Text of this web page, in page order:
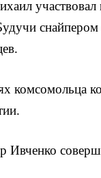
комсомольца
Ивченко